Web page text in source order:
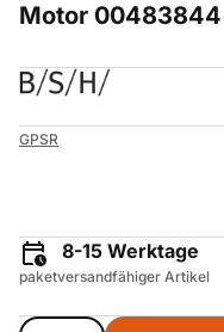
Motor 00483844
GPSR
8-15 Werktage
paketversandfähiger Artikel